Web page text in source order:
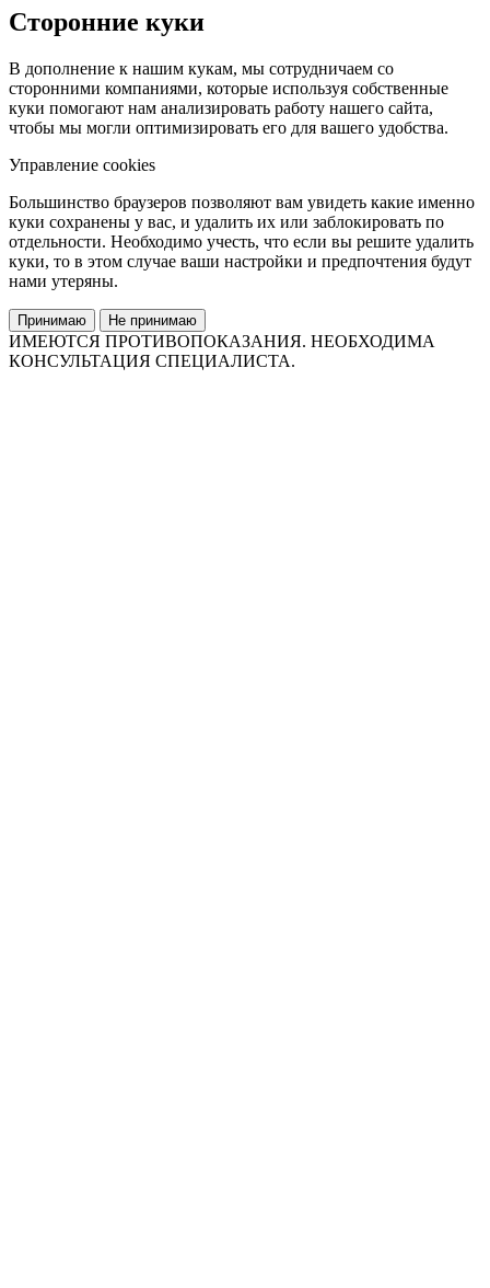
Сторонние куки
В дополнение к нашим кукам, мы сотрудничаем со
сторонними компаниями, которые используя собственные
куки помогают нам анализировать работу нашего сайта,
чтобы мы могли оптимизировать его для вашего удобства.
Управление cookies
Большинство браузеров позволяют вам увидеть какие именно
куки сохранены у вас, и удалить их или заблокировать по
отдельности. Необходимо учесть, что если вы решите удалить
куки, то в этом случае ваши настройки и предпочтения будут
нами утеряны.
Принимаю Не принимаю
ИМЕЮТСЯ ПРОТИВОПОКАЗАНИЯ. НЕОБХОДИМА
КОНСУЛЬТАЦИЯ СПЕЦИАЛИСТА.